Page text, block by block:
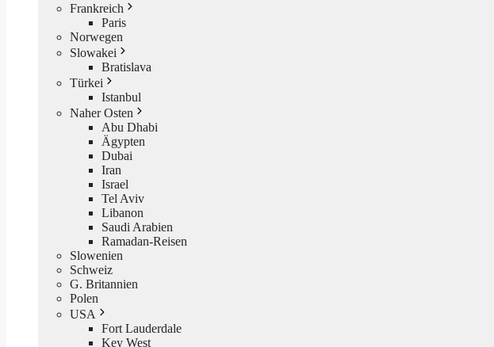
Frankreich
Paris
Norwegen
Slowakei
Bratislava
Türkei
Istanbul
Naher Osten
Abu Dhabi
Ägypten
Dubai
Iran
Israel
Tel Aviv
Libanon
Saudi Arabien
Ramadan-Reisen
Slowenien
Schweiz
G. Britannien
Polen
USA
Fort Lauderdale
Key West